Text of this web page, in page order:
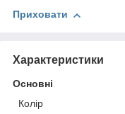
Приховати
Характеристики
Основні
Колір